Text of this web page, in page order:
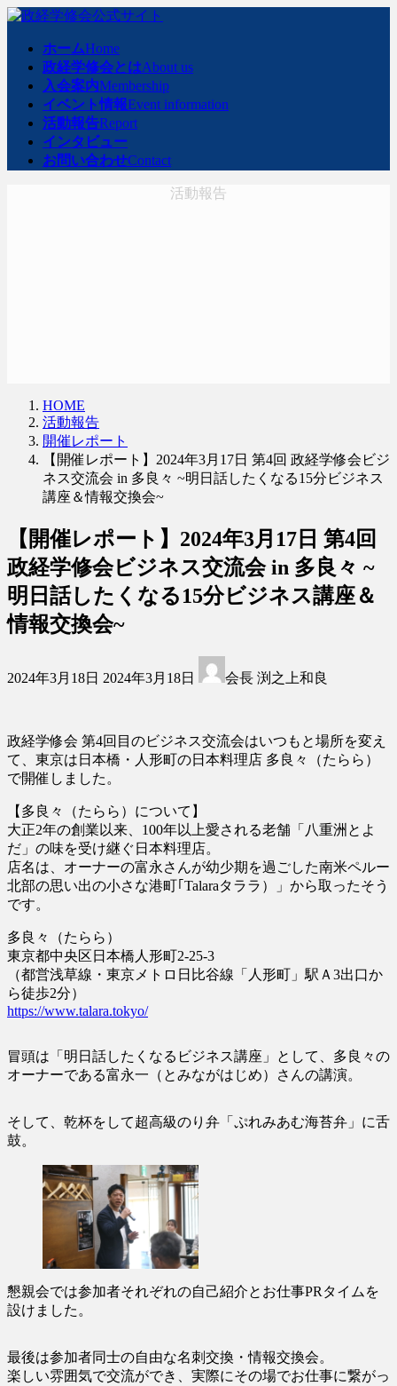
コ
ナ
ホームHome
政経学修会とはAbout us
入会案内Membership
イベント情報Event information
活動報告Report
インタビュー
お問い合わせContact
活動報告
HOME
活動報告
開催レポート
【開催レポート】2024年3月17日 第4回 政経学修会ビジ
ネス交流会 in 多良々 ~明日話したくなる15分ビジネス
講座＆情報交換会~
【開催レポート】2024年3月17日 第4回
政経学修会ビジネス交流会 in 多良々 ~
明日話したくなる15分ビジネス講座＆
情報交換会~
2024年3月18日 終
日
時
:
2024年3月18日 会長 渕之上和良
政経学修会 第4回目のビジネス交流会はいつもと場所を変え
て、東京は日本橋・人形町の日本料理店 多良々（たらら）
で開催しました。
【多良々（たらら）について】
大正2年の創業以来、100年以上愛される老舗「八重洲とよ
だ」の味を受け継ぐ日本料理店。
店名は、オーナーの富永さんが幼少期を過ごした南米ペルー
北部の思い出の小さな港町｢Talaraタララ）」から取ったそう
です。
多良々（たらら）
東京都中央区日本橋人形町2-25-3
（都営浅草線・東京メトロ日比谷線「人形町」駅Ａ3出口か
ら徒歩2分）
https://www.talara.tokyo/
冒頭は「明日話したくなるビジネス講座」として、多良々の
オーナーである富永一（とみながはじめ）さんの講演。
そして、乾杯をして超高級のり弁「ぷれみあむ海苔弁」に舌
鼓。
懇親会では参加者それぞれの自己紹介とお仕事PRタイムを
設けました。
最後は参加者同士の自由な名刺交換・情報交換会。
楽しい雰囲気で交流ができ、実際にその場でお仕事に繋がっ